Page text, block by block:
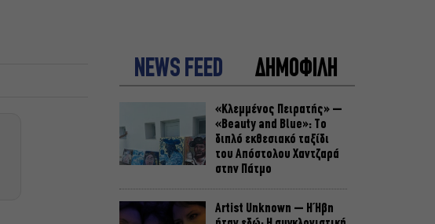
NEWS FEED ΔΗΜΟΦΙΛΗ
«Κλεμμένος Πειρατής» –
«Beauty and Blue»: Το
διπλό εκθεσιακό ταξίδι
του Απόστολου Χαντζαρά
στην Πάτμο
Artist Unknown – Η Ήβη